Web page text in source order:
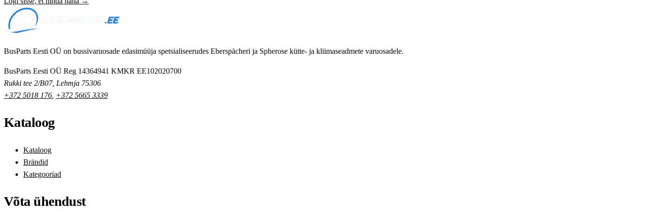
BusParts Eesti OÜ on bussivaruosade edasimüüja spetsialiseerudes Eberspächeri ja Spherose kütte- ja kliimaseadmete varuosadele.
BusParts Eesti OÜ Reg 14364941 KMKR EE102020700
Rukki tee 2/B07, Lehmja 75306
+372 5018 176 +372 5665 3339
Kataloog
Kataloog
Brändid
Kategooriad
Võta ühendust